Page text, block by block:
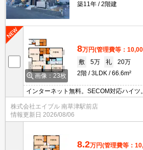
築11年
2階建
画像：23枚
8万円(管理費等：
敷
5万 礼
20万
2階
3LDK 66.6m²
インターネット無料。SECOM対応ハイツ
角部屋。保証会社加入要(初回月額総額
退去時、ルームクリーニング料金55,000
株式会社エイブル 南草津駅前店
情報更新日 2026/08/06
8.2万円(管理費等：